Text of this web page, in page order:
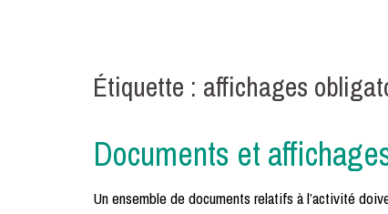
Étiquette : affichages
Documents et
Un ensemble de documents relatifs à l’activité